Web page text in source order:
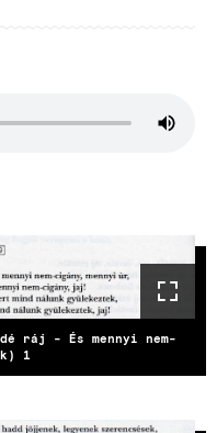
ráj - És mennyi nem-
1